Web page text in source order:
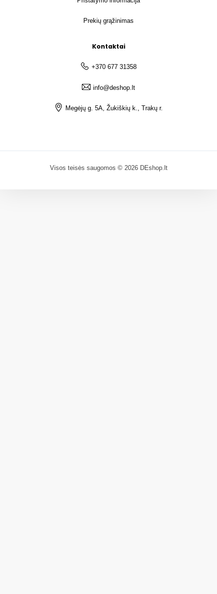
Prekių grąžinimas
Kontaktai
+370 677 31358
info@deshop.lt
Megėjų g. 5A, Žukiškių k., Trakų r.
Visos teisės saugomos © 2026 DEshop.lt